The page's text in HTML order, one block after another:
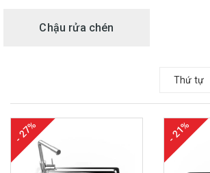
Chậu rửa chén
Thứ tự
- 27% - 21%